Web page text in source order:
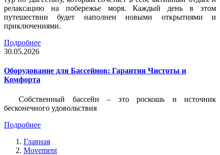
релаксацию на побережье моря. Каждый день в этом
путешествии будет наполнен новыми открытиями и
приключениями.
Подробнее
30.05.2026
Оборудование для Бассейнов: Гарантия Чистоты и
Комфорта
Собственный бассейн – это роскошь и источник
бесконечного удовольствия
Подробнее
Главная
Movement